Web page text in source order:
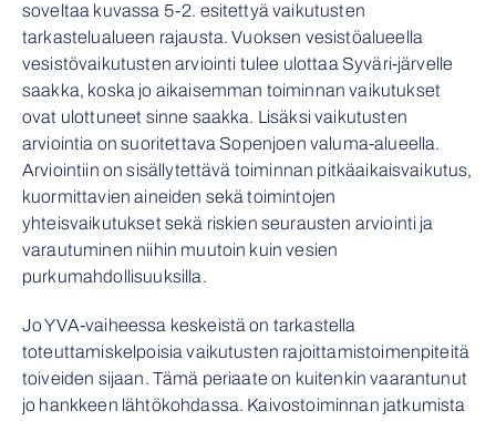
soveltaa kuvassa 5-2. esitettyä vaikutusten
tarkastelualueen rajausta. Vuoksen vesistöalueella
vesistövaikutusten arviointi tulee ulottaa Syväri-järvelle
saakka, koska jo aikaisemman toiminnan vaikutukset
ovat ulottuneet sinne saakka. Lisäksi vaikutusten
arviointia on suoritettava Sopenjoen valuma-alueella.
Arviointiin on sisällytettävä toiminnan pitkäaikaisvaikutus,
kuormittavien aineiden sekä toimintojen
yhteisvaikutukset sekä riskien seurausten arviointi ja
varautuminen niihin muutoin kuin vesien
purkumahdollisuuksilla.
Jo YVA-vaiheessa keskeistä on tarkastella
toteuttamiskelpoisia vaikutusten rajoittamistoimenpiteitä
toiveiden sijaan. Tämä periaate on kuitenkin vaarantunut
jo hankkeen lähtökohdassa. Kaivostoiminnan jatkumista